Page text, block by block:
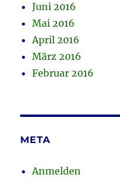
Juni 2016
Mai 2016
April 2016
März 2016
Februar 2016
META
Anmelden